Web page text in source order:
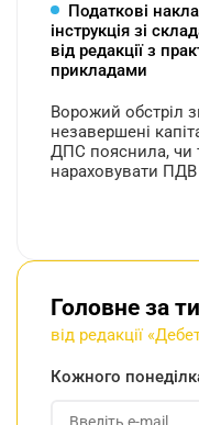
Податкові
інструкція зі
від редакції з
прикладами
Ворожий обстріл
незавершені
ДПС пояснила, чи
нараховувати ПДВ
Головне за
від редакції
Кожного